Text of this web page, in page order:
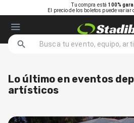
Tu compra está 100%
El precio de los boletos puede variar
Lo último en eventos
artísticos